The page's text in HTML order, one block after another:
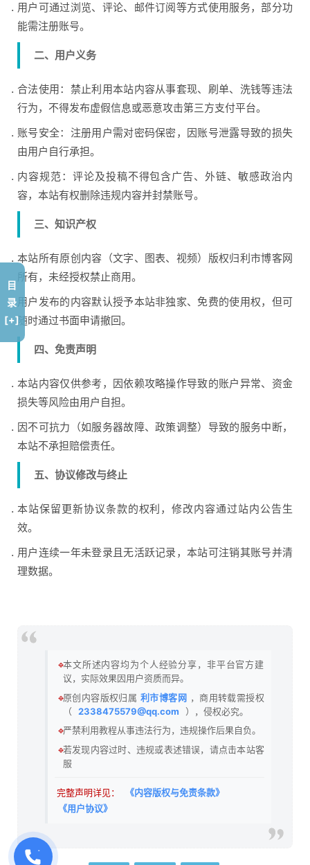
用户可通过浏览、评论、邮件订阅等方式使用服务，部分功
能需注册账号。
二、用户义务
合法使用：禁止利用本站内容从事套现、刷单、洗钱等违法
行为，不得发布虚假信息或恶意攻击第三方支付平台。
账号安全：注册用户需对密码保密，因账号泄露导致的损失
由用户自行承担。
内容规范：评论及投稿不得包含广告、外链、敏感政治内
容，本站有权删除违规内容并封禁账号。
三、知识产权
本站所有原创内容（文字、图表、视频）版权归利市博客网
所有，未经授权禁止商用。
用户发布的内容默认授予本站非独家、免费的使用权，但可
随时通过书面申请撤回。
四、免责声明
本站内容仅供参考，因依赖攻略操作导致的账户异常、资金
损失等风险由用户自担。
因不可抗力（如服务器故障、政策调整）导致的服务中断，
本站不承担赔偿责任。
五、协议修改与终止
本站保留更新协议条款的权利，修改内容通过站内公告生
效。
用户连续一年未登录且无活跃记录，本站可注销其账号并清
理数据。
🔹本文所述内容均为个人经验分享，非平台官方建
议，实际效果因用户资质而异。
🔹原创内容版权归属 利市博客网 ，商用转载需授权
（
2338475579@qq.com
），侵权必究。
🔹严禁利用教程从事违法行为，违规操作后果自负。
🔹若发现内容过时、违规或表述错误，请点击本站客
服
完整声明详见：
《内容版权与免责条款》
《用户协议》
目
录
[+]